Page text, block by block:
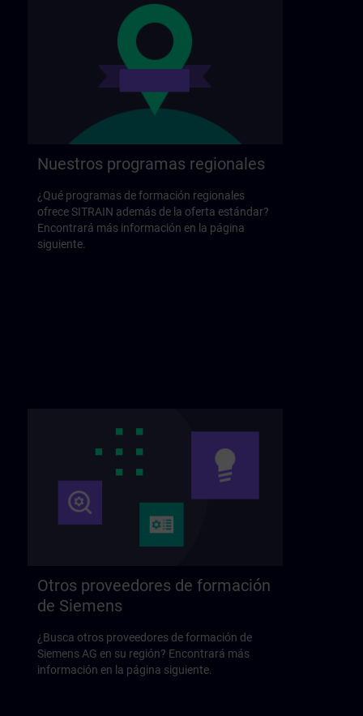
Nuestros programas regionales
¿Qué programas de formación regionales
ofrece SITRAIN además de la oferta estándar?
Encontrará más información en la página
siguiente.
Otros proveedores de formación
de Siemens
¿Busca otros proveedores de formación de
Siemens AG en su región? Encontrará más
información en la página siguiente.